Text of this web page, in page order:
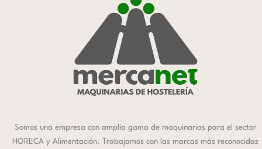
Somos una empresa con amplia gama de maquinarias para el sector
HORECA y Alimentación. Trabajamos con las marcas más reconocidas